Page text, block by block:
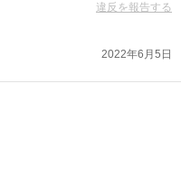
違反を報告する
2022年6月5日